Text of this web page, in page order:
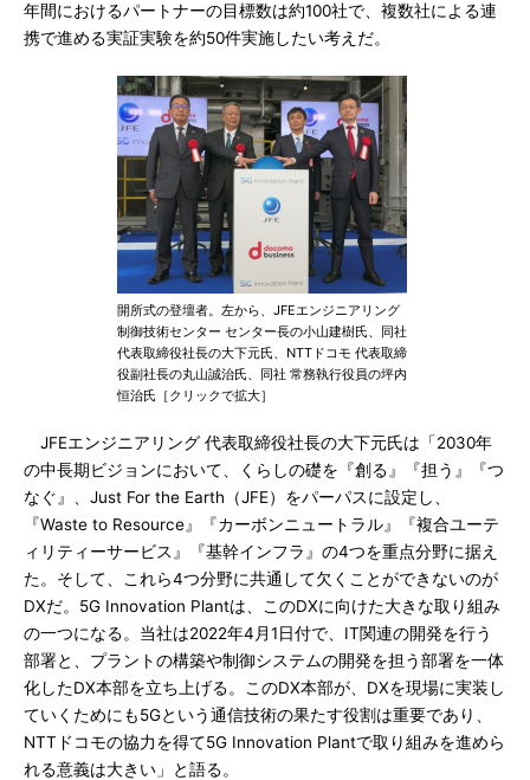
年間におけるパートナーの目標数は約100社で、複数社による連
携で進める実証実験を約50件実施したい考えだ。
開所式の登壇者。左から、JFEエンジニアリング
制御技術センター センター長の小山建樹氏、同社
代表取締役社長の大下元氏、NTTドコモ 代表取締
役副社長の丸山誠治氏、同社 常務執行役員の坪内
恒治氏［クリックで拡大］
JFEエンジニアリング 代表取締役社長の大下元氏は「2030年
の中長期ビジョンにおいて、くらしの礎を『創る』『担う』『つ
なぐ』、Just For the Earth（JFE）をパーパスに設定し、
『Waste to Resource』『カーボンニュートラル』『複合ユーテ
ィリティーサービス』『基幹インフラ』の4つを重点分野に据え
た。そして、これら4つ分野に共通して欠くことができないのが
DXだ。5G Innovation Plantは、このDXに向けた大きな取り組み
の一つになる。当社は2022年4月1日付で、IT関連の開発を行う
部署と、プラントの構築や制御システムの開発を担う部署を一体
化したDX本部を立ち上げる。このDX本部が、DXを現場に実装し
ていくためにも5Gという通信技術の果たす役割は重要であり、
NTTドコモの協力を得て5G Innovation Plantで取り組みを進めら
れる意義は大きい」と語る。